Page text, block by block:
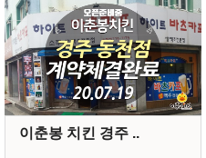
이춘봉 치킨 경주 ..